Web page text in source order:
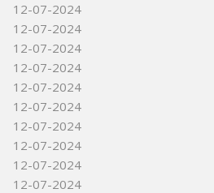
12-07-2024
12-07-2024
12-07-2024
12-07-2024
12-07-2024
12-07-2024
12-07-2024
12-07-2024
12-07-2024
12-07-2024